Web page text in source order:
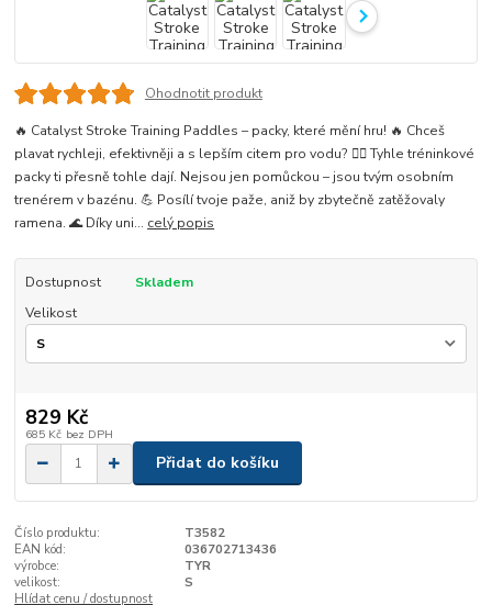
Ohodnotit produkt
🔥 Catalyst Stroke Training Paddles – packy, které mění hru! 🔥 Chceš
plavat rychleji, efektivněji a s lepším citem pro vodu? 🏊‍♀️ Tyhle tréninkové
packy ti přesně tohle dají. Nejsou jen pomůckou – jsou tvým osobním
trenérem v bazénu. 💪 Posílí tvoje paže, aniž by zbytečně zatěžovaly
ramena. 🌊 Díky uni... celý popis
Dostupnost
Skladem
Velikost
829 Kč
685 Kč bez DPH
Přidat do košíku
Číslo produktu:
T3582
EAN kód:
036702713436
výrobce:
TYR
velikost:
S
Hlídat cenu / dostupnost